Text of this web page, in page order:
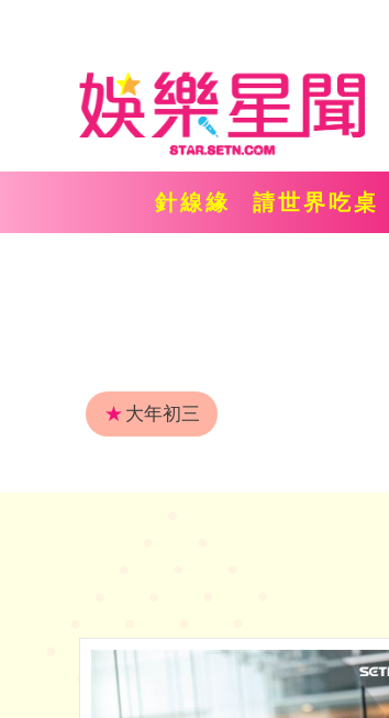
針線緣 請世界吃桌
★ 大年初三